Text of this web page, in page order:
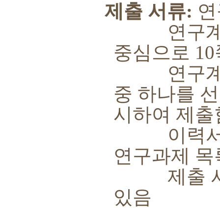
제출 서류:
연구계획
중심으로 10
연구계
중 하나를
시하여 제출
이력서
연구과제
제출 서류
있음